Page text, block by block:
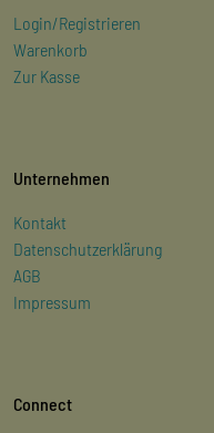
Login/Registrieren
Warenkorb
Zur Kasse
Unternehmen
Kontakt
Datenschutzerklärung
AGB
Impressum
Connect